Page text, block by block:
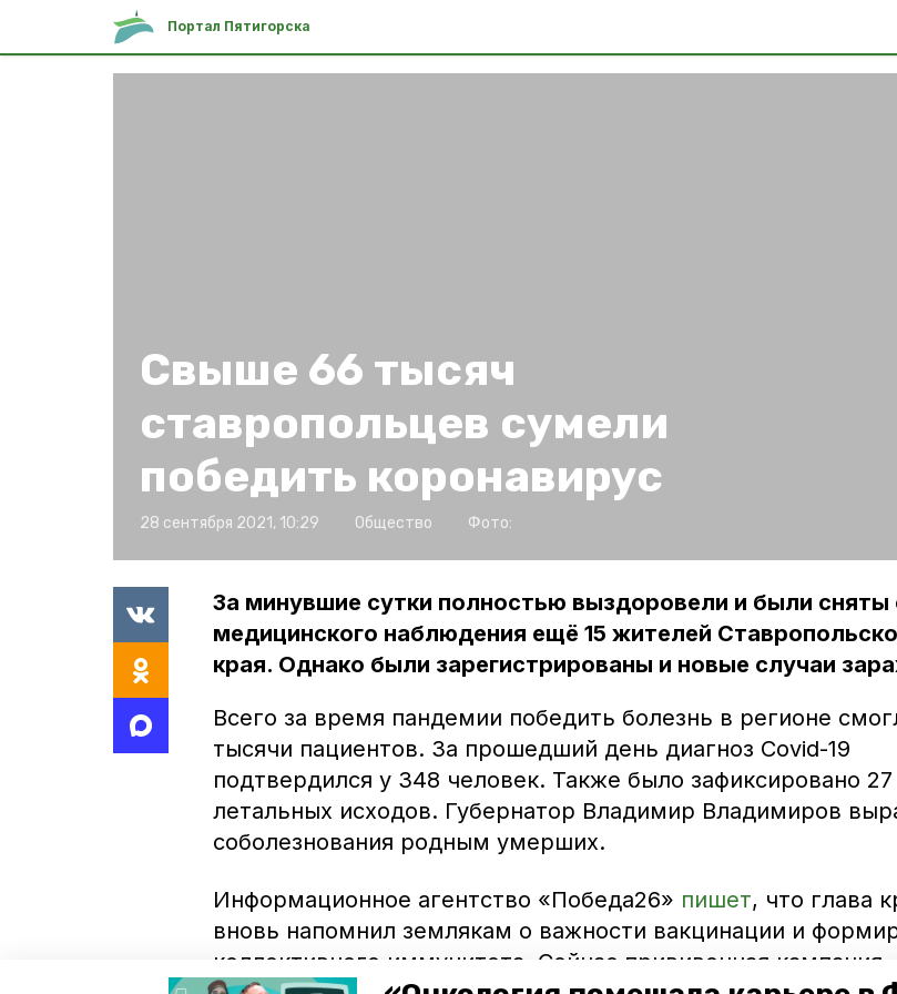
Портал Пятигорска
Свыше 66 тысяч
ставропольцев сумели
победить коронавирус
28 сентября 2021, 10:29 Общество Фото:
За минувшие сутки полностью выздоровели и были сняты
медицинского наблюдения ещё 15 жителей
края. Однако были зарегистрированы и новые случаи
Всего за время пандемии победить болезнь в регионе
тысячи пациентов. За прошедший день диагноз Covid-19
подтвердился у 348 человек. Также было зафиксировано 27
летальных исходов. Губернатор Владимир Владимиров
соболезнования родным умерших.
Информационное агентство «Победа26» пишет, что глава
вновь напомнил землякам о важности вакцинации и
коллективного иммунитета. Сейчас прививочная кампания